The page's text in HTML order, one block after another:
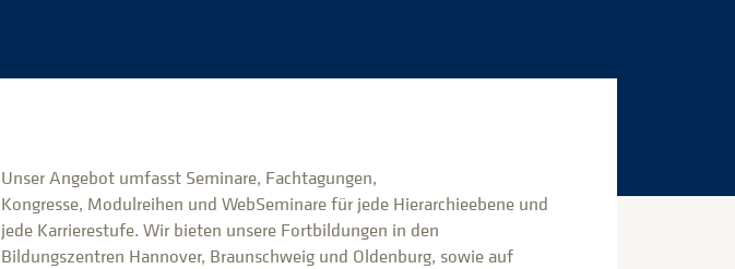
Unser Angebot umfasst Seminare, Fachtagungen,
Kongresse, Modulreihen und WebSeminare für jede Hierarchieebene und
jede Karrierestufe. Wir bieten unsere Fortbildungen in den
Bildungszentren Hannover, Braunschweig und Oldenburg, sowie auf